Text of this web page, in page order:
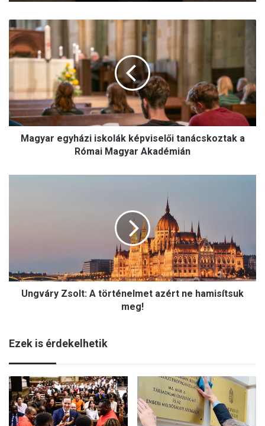
M
a
g
y
r
e
g
y
i
k
e
l
i
a
n
Magyar egyházi iskolák képviselői tanácskoztak a
Római Magyar Akadémián
s
A
r
t
é
n
Ungváry Zsolt: A történelmet azért ne hamisítsuk
meg!
Ezek is érdekelhetik